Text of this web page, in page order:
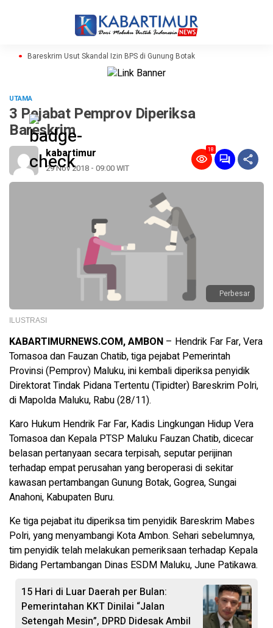
Bareskrim Usut Skandal Izin BPS di Gunung Botak
UTAMA
3 Pejabat Pemprov Diperiksa
Bareskrim
kabartimur
29 Nov 2018 - 09:00 WIT
18
Perbesar
ILUSTRASI
KABARTIMURNEWS.COM, AMBON – Hendrik Far Far, Vera
Tomasoa dan Fauzan Chatib, tiga pejabat Pemerintah
Provinsi (Pemprov) Maluku, ini kembali diperiksa penyidik
Direktorat Tindak Pidana Tertentu (Tipidter) Bareskrim Polri,
di Mapolda Maluku, Rabu (28/11).
Karo Hukum Hendrik Far Far, Kadis Lingkungan Hidup Vera
Tomasoa dan Kepala PTSP Maluku Fauzan Chatib, dicecar
belasan pertanyaan secara terpisah, seputar perijinan
terhadap empat perusahan yang beroperasi di sekitar
kawasan pertambangan Gunung Botak, Gogrea, Sungai
Anahoni, Kabupaten Buru.
Ke tiga pejabat itu diperiksa tim penyidik Bareskrim Mabes
Polri, yang menyambangi Kota Ambon. Sehari sebelumnya,
tim penyidik telah melakukan pemeriksaan terhadap Kepala
Bidang Pertambangan Dinas ESDM Maluku, June Patikawa.
15 Hari di Luar Daerah per Bulan:
Pemerintahan KKT Dinilai “Jalan
Setengah Mesin”, DPRD Didesak Ambil